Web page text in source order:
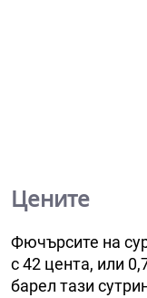
Цените
Фючърсите на
с 42 цента, или
барел тази